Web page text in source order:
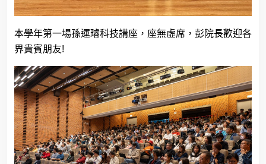
本學年第一場孫運璿科技講座，座無虛席，彭院長歡迎各
界貴賓朋友!